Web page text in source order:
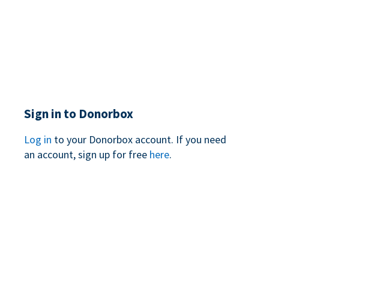
Sign in to Donorbox
Log in to your Donorbox account. If you need
an account, sign up for free here.